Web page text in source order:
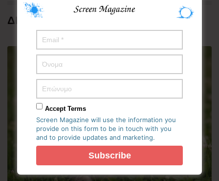
ΔΗΜΟΦΙΛΗ
Accept Terms
Screen Magazine will use the information you
provide on this form to be in touch with you
and to provide updates and marketing.